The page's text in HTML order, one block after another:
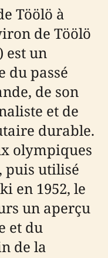
Töölö à
de Töölö
est un
du passé
de son
et de
durable.
olympiques
puis utilisé
en 1952, le
un aperçu
et du
de la